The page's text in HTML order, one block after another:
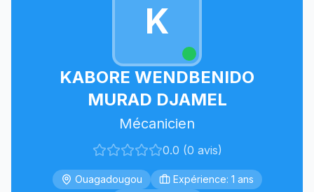
K
KABORE WENDBENIDO
MURAD DJAMEL
Mécanicien
0.0 (0 avis)
Ouagadougou
Expérience: 1 ans